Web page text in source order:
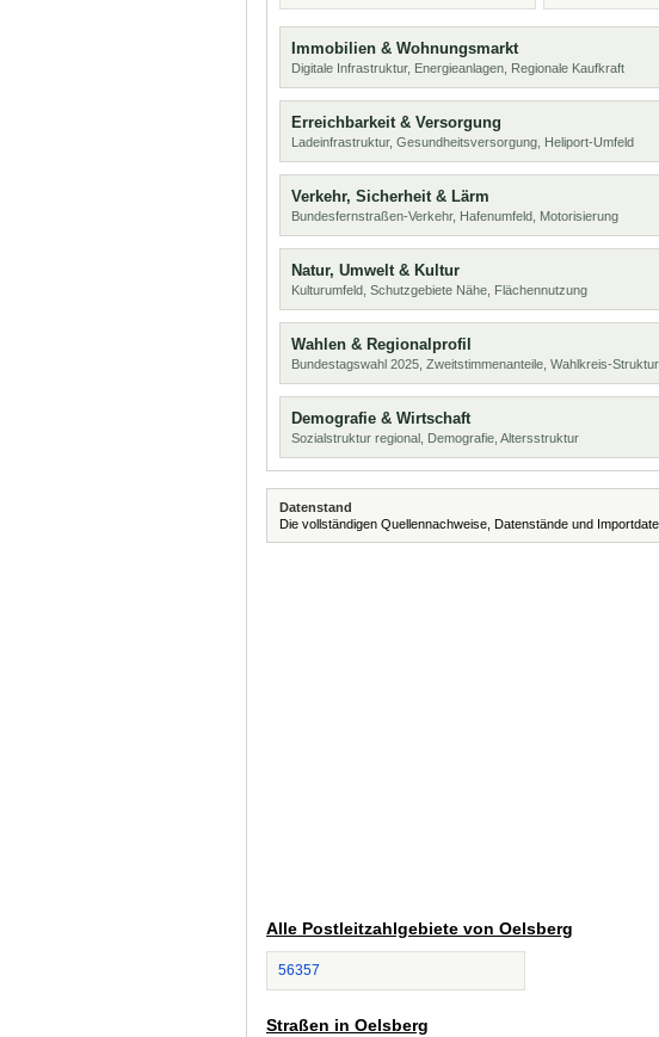
Immobilien & Wohnungsmarkt
Digitale Infrastruktur, Energieanlagen, Regionale Kaufkraft
Erreichbarkeit & Versorgung
Ladeinfrastruktur, Gesundheitsversorgung, Heliport-Umfeld
Verkehr, Sicherheit & Lärm
Bundesfernstraßen-Verkehr, Hafenumfeld, Motorisierung
Natur, Umwelt & Kultur
Kulturumfeld, Schutzgebiete Nähe, Flächennutzung
Wahlen & Regionalprofil
Bundestagswahl 2025, Zweitstimmenanteile, Wahlkreis-
Demografie & Wirtschaft
Sozialstruktur regional, Demografie, Altersstruktur
Datenstand
Die vollständigen Quellennachweise, Datenstände und
Alle Postleitzahlgebiete von Oelsberg
56357
Straßen in Oelsberg